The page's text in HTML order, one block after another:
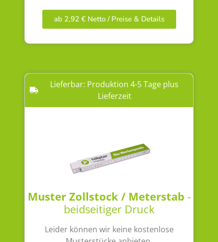
ab 2,92 € Netto / Preise & Details
Lieferbar: Produktion 4-5 Tage plus
Lieferzeit
Muster Zollstock / Meterstab -
beidseitiger Druck
Leider können wir keine kostenlose